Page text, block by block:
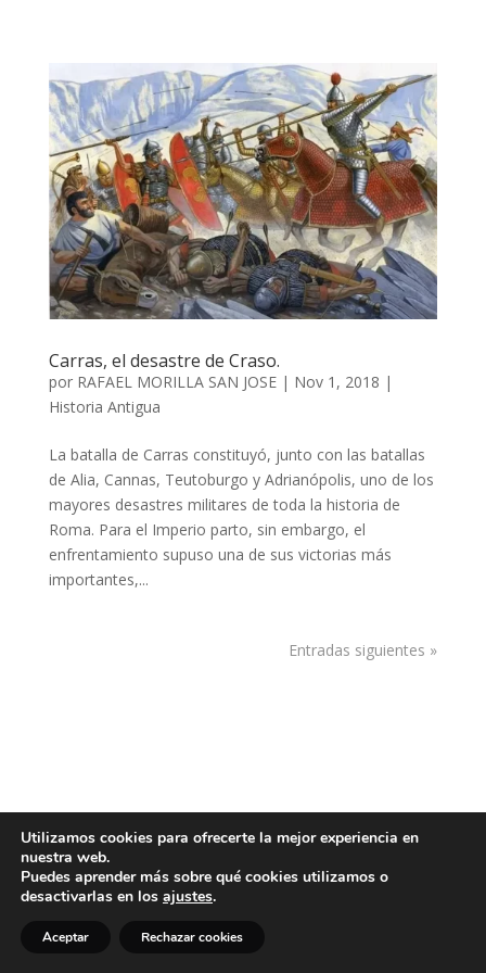
Carras, el desastre de Craso.
por RAFAEL MORILLA SAN JOSE| Nov 1, 2018 |
Historia Antigua
La batalla de Carras constituyó, junto con las batallas
de Alia, Cannas, Teutoburgo y Adrianópolis, uno de los
mayores desastres militares de toda la historia de
Roma. Para el Imperio parto, sin embargo, el
enfrentamiento supuso una de sus victorias más
importantes,...
Entradas siguientes »
Utilizamos cookies para ofrecerte la mejor experiencia en
nuestra web.
Puedes aprender más sobre qué cookies utilizamos o
desactivarlas en los ajustes.
Aceptar Rechazar cookies